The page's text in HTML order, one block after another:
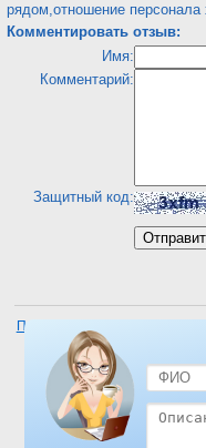
рядом,отношение
Комментировать отзыв:
Имя:
Комментарий:
Защитный код:
Посмотреть отель Tia